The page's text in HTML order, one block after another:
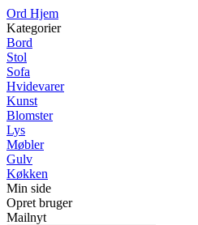
Ord Hjem
Kategorier
Bord
Stol
Sofa
Hvidevarer
Kunst
Blomster
Lys
Møbler
Gulv
Køkken
Min side
Opret bruger
Mailnyt